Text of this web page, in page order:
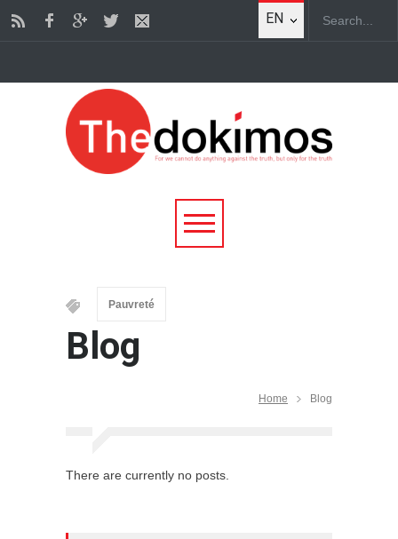
EN
Pauvreté
Blog
Home Blog
There are currently no posts.